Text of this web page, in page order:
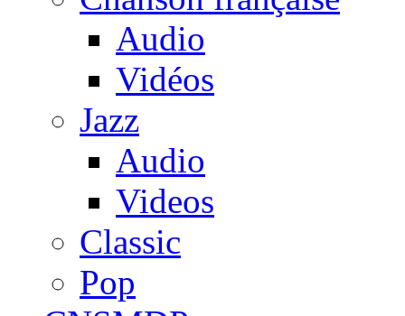
Audio
Vidéos
Jazz
Audio
Videos
Classic
Pop